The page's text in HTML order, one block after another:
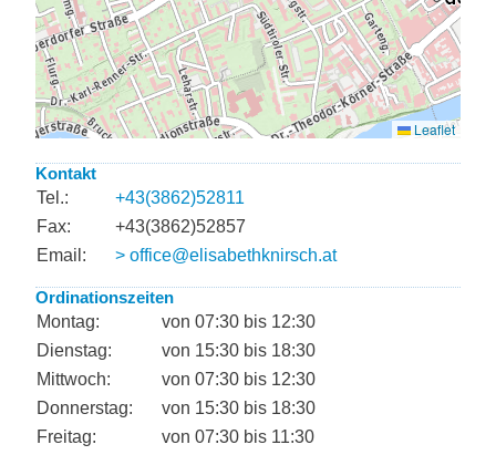
Kontakt
Tel.:
+43(3862)52811
Fax:
+43(3862)52857
Email:
> office@elisabethknirsch.at
Ordinationszeiten
Montag:
von 07:30 bis 12:30
Dienstag:
von 15:30 bis 18:30
Mittwoch:
von 07:30 bis 12:30
Donnerstag:
von 15:30 bis 18:30
Freitag:
von 07:30 bis 11:30